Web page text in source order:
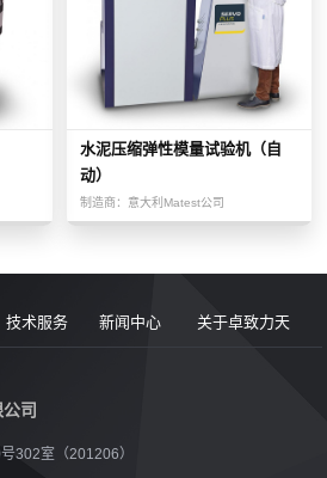
水泥压缩弹性模量试验机（自
动）
制造商： 意大利Matest公司
技术服务
团队风采
UTM升级
新闻中心 关于卓致力天
司
302室（201206）